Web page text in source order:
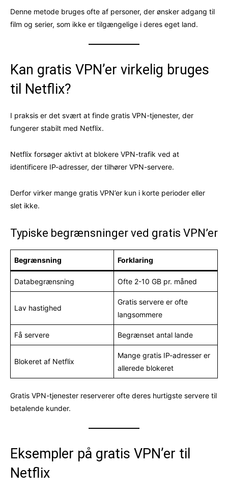
Denne metode bruges ofte af personer, der ønsker adgang til
film og serier, som ikke er tilgængelige i deres eget land.
Kan gratis VPN’er virkelig bruges
til Netflix?
I praksis er det svært at finde gratis VPN-tjenester, der
fungerer stabilt med Netflix.
Netflix forsøger aktivt at blokere VPN-trafik ved at
identificere IP-adresser, der tilhører VPN-servere.
Derfor virker mange gratis VPN’er kun i korte perioder eller
slet ikke.
Typiske begrænsninger ved gratis VPN’er
Begrænsning Forklaring
Databegrænsning Ofte 2-10 GB pr. måned
Lav hastighed
Gratis servere er ofte
langsommere
Få servere Begrænset antal lande
Blokeret af Netflix
Mange gratis IP-adresser er
allerede blokeret
Gratis VPN-tjenester reserverer ofte deres hurtigste servere til
betalende kunder.
Eksempler på gratis VPN’er til
Netflix